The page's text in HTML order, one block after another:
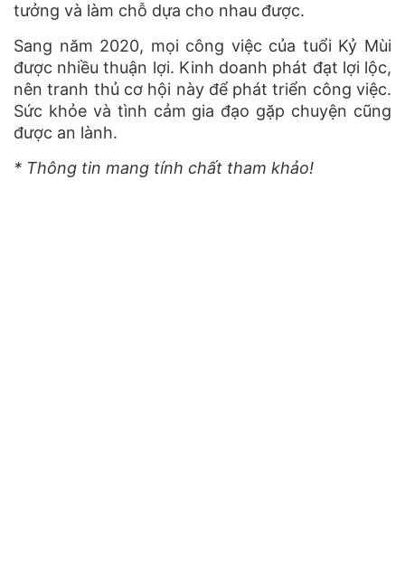
tưởng và làm chỗ dựa cho nhau được.
Sang năm 2020, mọi công việc của tuổi Kỷ Mùi
được nhiều thuận lợi. Kinh doanh phát đạt lợi lộc,
nên tranh thủ cơ hội này để phát triển công việc.
Sức khỏe và tình cảm gia đạo gặp chuyện cũng
được an lành.
* Thông tin mang tính chất tham khảo!